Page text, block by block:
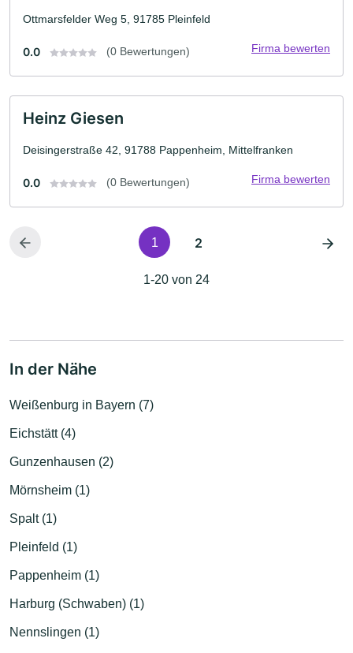
Ottmarsfelder Weg 5, 91785 Pleinfeld
0.0 (0 Bewertungen) Firma bewerten
Heinz Giesen
Deisingerstraße 42, 91788 Pappenheim, Mittelfranken
0.0 (0 Bewertungen) Firma bewerten
1 2
1-20 von 24
In der Nähe
Weißenburg in Bayern (7)
Eichstätt (4)
Gunzenhausen (2)
Mörnsheim (1)
Spalt (1)
Pleinfeld (1)
Pappenheim (1)
Harburg (Schwaben) (1)
Nennslingen (1)